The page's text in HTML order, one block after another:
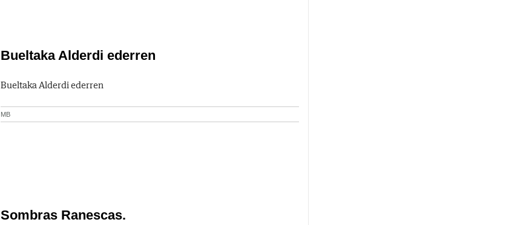
Bueltaka Alderdi ederren
Bueltaka Alderdi ederren
MB
Sombras Ranescas.